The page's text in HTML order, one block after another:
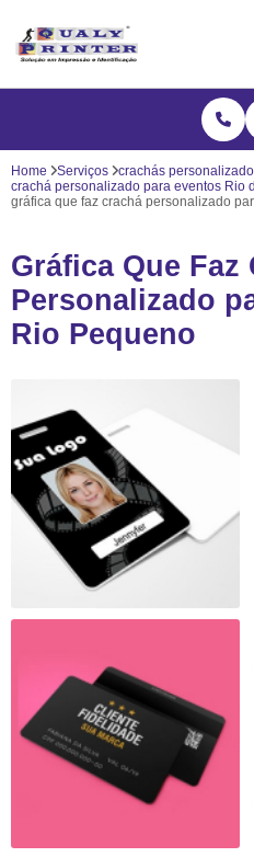
Home Serviços
crachás
crachá personalizado para eventos Rio
gráfica que faz crachá personalizado
Gráfica Que Faz
Personalizado
Rio Pequeno